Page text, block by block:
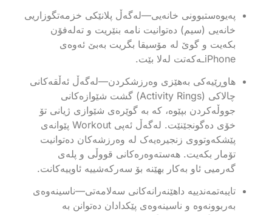
پەیوەستبوونی خانەیی—لەگەڵ پلانێکی خزمەتگوزاریی
خانەیی (سیم) دەتوانیت نامە بنێریت و تەلەفۆن
بکەیت و گوێ لە مۆسیقا بگریت بەبێ ئەوەی
iPhoneـەکەتت لەلا بێت.
هاوڕێیەکی بەهێزی وەرزشکردن—لەگەڵ ئەڵقەکانی
چالاکی (Activity Rings) گشت شێوازەکانی
جووڵەکردن بپێوە، کە بە گوێرەی شێوازی ژیانی تۆ
خۆی دەگونجێنێت. لەگەڵ ئەپی Workout پێوانەی
پێشکەوتووی زنجیرەیەک لە وەرزشەکان دەتوانیت
تۆمار بکەیت. هەستەوەرەکانی قووڵی و پلەی
گەرمیی ئاو بەکار بهێنە بۆ سەرکەشییە ئاوییەکانت.
تایبەتمەندییە داهێنەرانەکانی سەلامەتی—ناسینەوەی
بەربوونەوە و ناسینەوەی پێکدادان دەتوانن بە